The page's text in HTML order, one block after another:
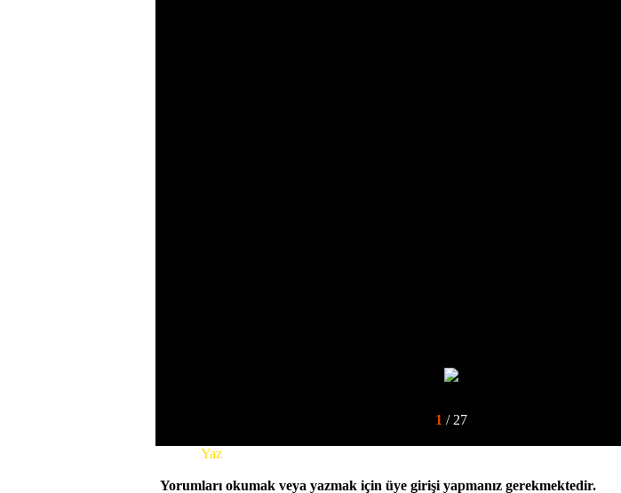
1 / 27
Yaz
Yorumları okumak veya yazmak için üye girişi yapmanız gerekmektedir.